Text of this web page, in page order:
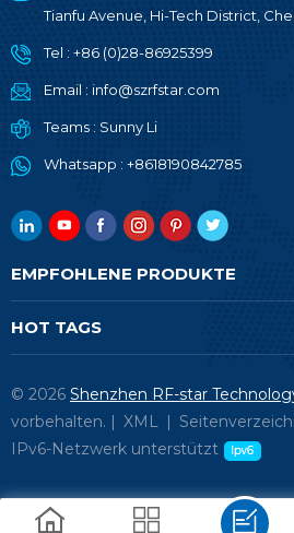
Tianfu Avenue, Hi-Tech District,
Tel : +86 (0)28-86925399
Email : info@szrfstar.com
Teams : Sunny Li
Whatsapp : +8618190842785
EMPFOHLENE PRODUKTE
HOT TAGS
© 2026 Shenzhen RF-star
vorbehalten. |
XML
IPv6-Netzwerk unterstützt